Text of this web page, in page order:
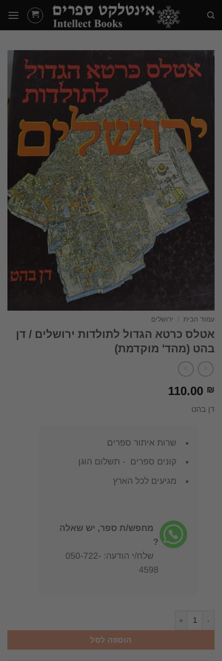
content
עמוד הבית / ירושלים
אטלס כרטא הגדול לתולדות ירושלים / דן
בהט (מהד' מוקדמת)
110.00 ₪
דן בהט
שרות איתור ספרים
קונים ספרים - תשלום הוגן
מגיעים לכל הארץ
מחפש/ת ספר, יש שאלה
?
שלח/י הודעה: 050-722-
4598
הוספה לסל